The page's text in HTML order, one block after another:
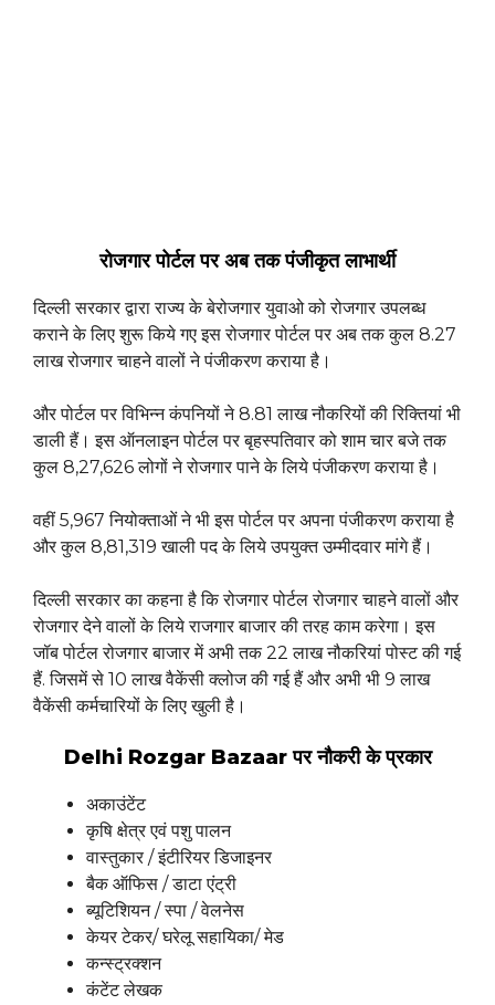
रोजगार पोर्टल पर अब तक पंजीकृत लाभार्थी
दिल्ली सरकार द्वारा राज्य के बेरोजगार युवाओ को रोजगार उपलब्ध
कराने के लिए शुरू किये गए इस रोजगार पोर्टल पर अब तक कुल 8.27
लाख रोजगार चाहने वालों ने पंजीकरण कराया है।
और पोर्टल पर विभिन्न कंपनियों ने 8.81 लाख नौकरियों की रिक्तियां भी
डाली हैं। इस ऑनलाइन पोर्टल पर बृहस्पतिवार को शाम चार बजे तक
कुल 8,27,626 लोगों ने रोजगार पाने के लिये पंजीकरण कराया है।
वहीं 5,967 नियोक्ताओं ने भी इस पोर्टल पर अपना पंजीकरण कराया है
और कुल 8,81,319 खाली पद के लिये उपयुक्त उम्मीदवार मांगे हैं।
दिल्ली सरकार का कहना है कि रोजगार पोर्टल रोजगार चाहने वालों और
रोजगार देने वालों के लिये राजगार बाजार की तरह काम करेगा। इस
जॉब पोर्टल रोजगार बाजार में अभी तक 22 लाख नौकरियां पोस्ट की गई
हैं. जिसमें से 10 लाख वैकेंसी क्लोज की गई हैं और अभी भी 9 लाख
वैकेंसी कर्मचारियों के लिए खुली है।
Delhi Rozgar Bazaar पर नौकरी के प्रकार
अकाउंटेंट
कृषि क्षेत्र एवं पशु पालन
वास्तुकार / इंटीरियर डिजाइनर
बैक ऑफिस / डाटा एंट्री
ब्यूटिशियन / स्पा / वेलनेस
केयर टेकर/ घरेलू सहायिका/ मेड
कन्स्ट्रक्शन
कंटेंट लेखक